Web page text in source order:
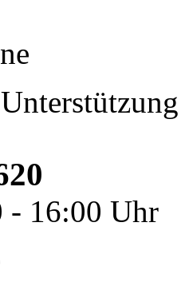
- 16:00 Uhr